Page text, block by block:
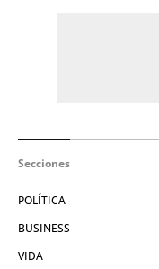
Secciones
POLÍTICA
BUSINESS
VIDA